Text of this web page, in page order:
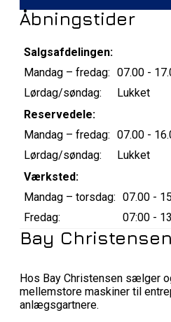
Åbningstider
Salgsafdelingen:
Mandag – fredag: 07.00 -
Lørdag/søndag:
Lukket
Reservedele:
Mandag – fredag: 07.00 -
Lørdag/søndag:
Lukket
Værksted:
Mandag – torsdag: 07.00 -
Fredag:
07:00 -
Bay
Hos Bay Christensen sælger
mellemstore maskiner til
anlægsgartnere.